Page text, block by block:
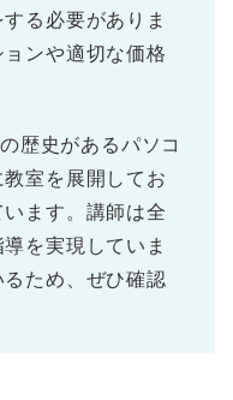
る必要がありま
ンや適切な価格
歴史があるパソコ
室を展開してお
ます。講師は全
を実現していま
ため、ぜひ確認